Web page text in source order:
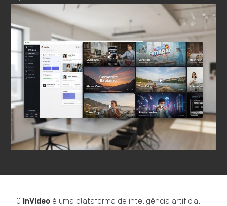
O InVideo é uma plataforma de inteligência artificial